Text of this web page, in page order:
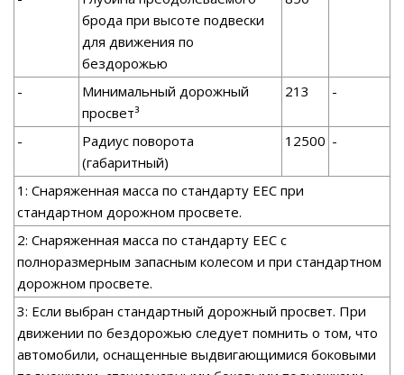
брода при высоте подвески
для движения по
бездорожью
-
Минимальный дорожный
просвет³
213 -
-
Радиус поворота
(габаритный)
12500 -
1: Снаряженная масса по стандарту EEC при
стандартном дорожном просвете.
2: Снаряженная масса по стандарту EEC с
полноразмерным запасным колесом и при стандартном
дорожном просвете.
3: Если выбран стандартный дорожный просвет. При
движении по бездорожью следует помнить о том, что
автомобили, оснащенные выдвигающимися боковыми